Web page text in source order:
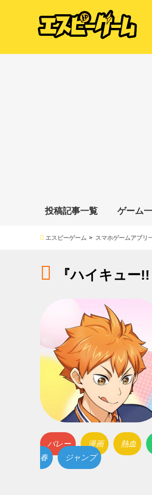
投稿記事一覧 ゲーム
エスピーゲーム スマホゲームアプリ
『ハイキュー
バレー 漫画 熱血
春
ジャンプ